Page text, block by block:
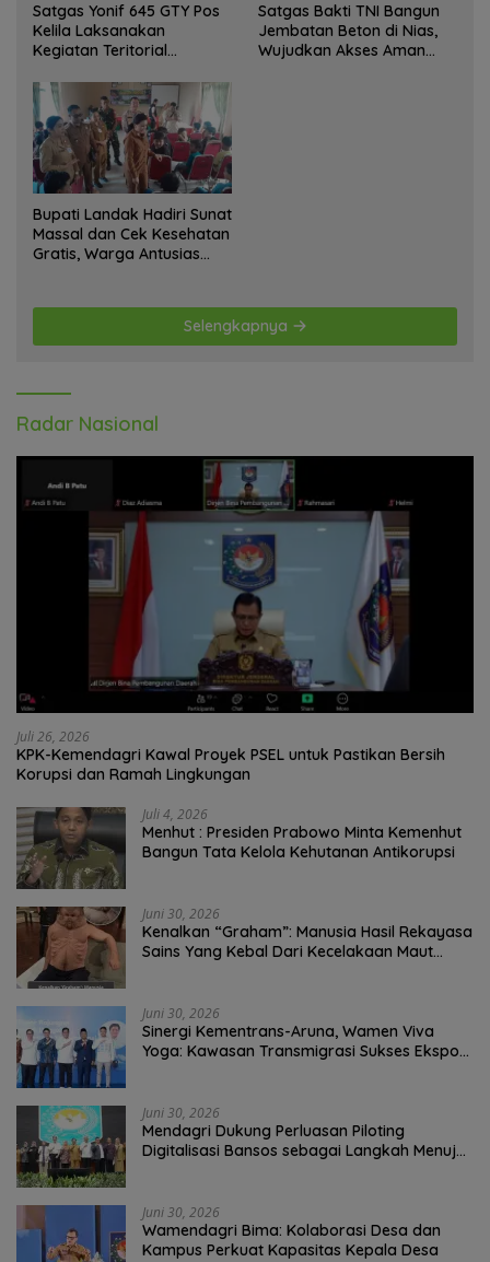
Satgas Yonif 645 GTY Pos
Kelila Laksanakan
Kegiatan Teritorial
Tokoh Adat dan Lurah
Satgas Bakti TNI Bangun
Jembatan Beton di Nias,
Wujudkan Akses Aman
Bupati Landak Hadiri Sunat
Massal dan Cek Kesehatan
Gratis, Warga Antusias
Selengkapnya
Radar Nasional
Juli 26, 2026
KPK-Kemendagri Kawal Proyek PSEL untuk Pastikan Bersih
Korupsi dan Ramah Lingkungan
Juli 4, 2026
Menhut : Presiden Prabowo Minta Kemenhut
Bangun Tata Kelola Kehutanan Antikorupsi
Juni 30, 2026
Kenalkan “Graham”: Manusia Hasil Rekayasa
Sains Yang Kebal Dari Kecelakaan Maut
Juni 30, 2026
Sinergi Kementrans-Aruna, Wamen Viva
Yoga: Kawasan Transmigrasi Sukses Ekspor
Juni 30, 2026
Mendagri Dukung Perluasan Piloting
Digitalisasi Bansos sebagai Langkah Menuju
Juni 30, 2026
Wamendagri Bima: Kolaborasi Desa dan
Kampus Perkuat Kapasitas Kepala Desa